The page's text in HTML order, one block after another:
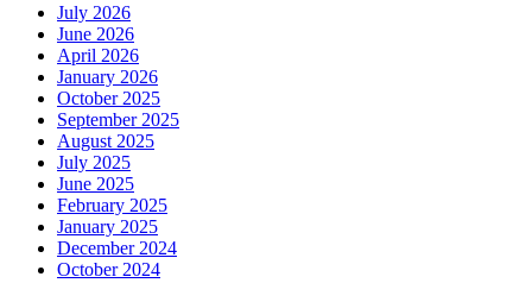
July 2026
June 2026
April 2026
January 2026
October 2025
September 2025
August 2025
July 2025
June 2025
February 2025
January 2025
December 2024
October 2024